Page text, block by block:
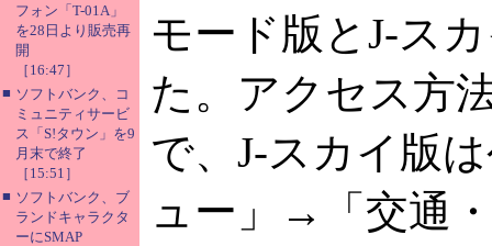
フォン「T-01A」
を28日より販売再
開
［16:47］
■ ソフトバンク、コ
ミュニティサービ
ス「S!タウン」を9
月末で終了
［15:51］
■ ソフトバンク、ブ
ランドキャラクタ
ーにSMAP
モード版とJ-ス
た。アクセス方
で、J-スカイ版
ュー」→「交通